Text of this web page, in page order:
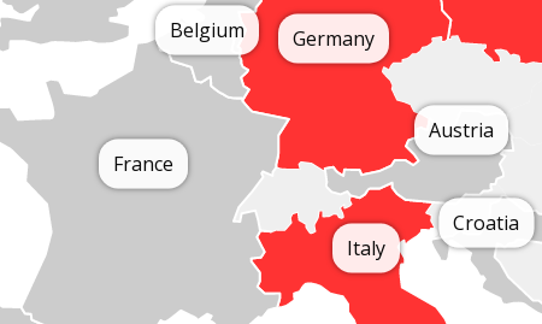
Italy
Germany
Croatia
France
Austria
Belgium